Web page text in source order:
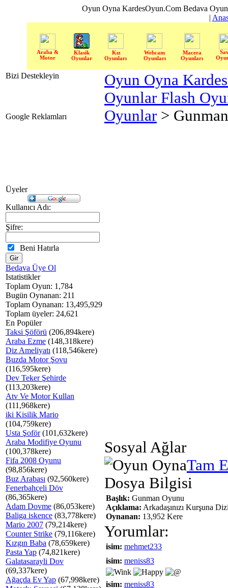
Oyun Oyna KardesOyun.Com Bedava
|
Araba &
Motor
Klasik
Oyunlar
Kız
Oyunları
Webcam
Oyunları
Macera
Oyunları
Bizi Destekleyin
Google Reklamları
Üyeler
Kullanıcı Adı:
Şifre:
Beni Hatırla
Bedava Üye Ol
Istatistikler
Toplam Oyun: 1,784
Bugün Oynanan: 211
Toplam Oynanan: 13,495,929
Toplam üyeler: 24,621
En Popüler
Taksi Şöförü (206,894kere)
Araba Ezme (148,318kere)
Diz Ameliyatı (118,546kere)
Buzda Motor Şovu
(116,595kere)
Dev Teker Şehirde
(113,203kere)
Atv Ve Motor Kullan
(111,968kere)
iki Kisilik Mario
(104,759kere)
Usta Şoför(101,632kere)
Araba Modifiye Oyunu
(100,378kere)
Fifa 2008 Oyunu
(98,856kere)
Buz Arabası (92,560kere)
Fenerbahçeli Döv
(86,365kere)
Adam Dovme (86,053kere)
Baliga iskence (83,778kere)
Mario 2007 (79,214kere)
Counter Strike (79,116kere)
Kızgın Baba (78,659kere)
Pasta Yap (74,821kere)
Galatasarayli Dov
(69,337kere)
Ağaçda Ev Yap (67,998kere)
Oyun Oyna
Oyunlar Flash
Oyunlar >
Sosyal Ağlar
Tam
Dosya Bilgisi
Başlık: Gunman Oyunu
Açıklama: Arkadaşınızı Kurşuna
Oynanan: 13,952 Kere
Yorumlar:
isim: mehmet233
isim: meniss83
isim: meniss83